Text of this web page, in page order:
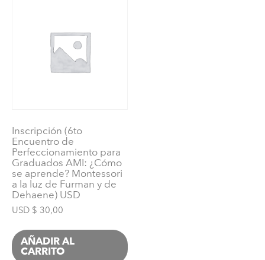
cantidad
Inscripción (6to
Encuentro de
Perfeccionamiento para
Graduados AMI: ¿Cómo
se aprende? Montessori
a la luz de Furman y de
Dehaene) USD
USD $ 30,00
AÑADIR AL
CARRITO